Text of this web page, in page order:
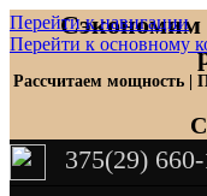
Перейти к навигации
Перейти к основному
Сэкономим
Рассчитаем мощность |
375(29)